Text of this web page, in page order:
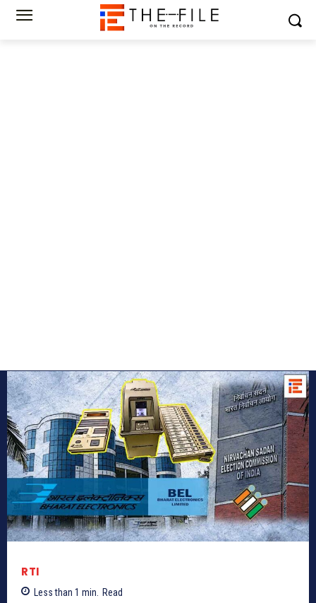
RTI
Less than 1 min. Read